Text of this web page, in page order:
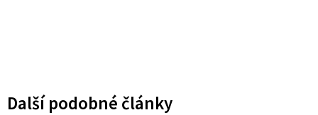
Další podobné články